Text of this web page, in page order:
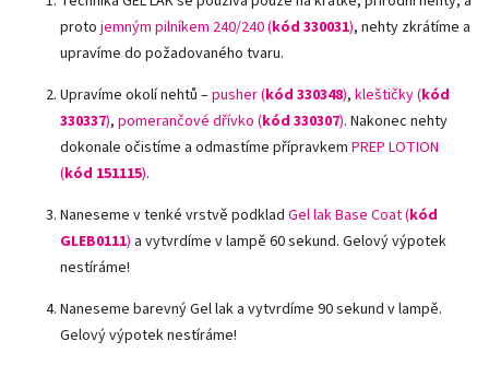
proto jemným pilníkem 240/240 (kód 330031), nehty zkrátíme a
upravíme do požadovaného tvaru.
Upravíme okolí nehtů –pusher (kód 330348), kleštičky (kód
330337), pomerančové dřívko (kód 330307). Nakonec nehty
dokonale očistíme a odmastíme přípravkem PREP LOTION
(kód 151115).
Naneseme v tenké vrstvě podklad Gel lak Base Coat (kód
GLEB0111) a vytvrdíme v lampě 60 sekund. Gelový výpotek
nestíráme!
Naneseme barevný Gel lak a vytvrdíme 90 sekund v lampě.
Gelový výpotek nestíráme!